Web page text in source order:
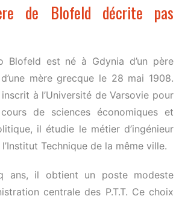
de Blofeld décrite pas
Blofeld est né à Gdynia d’un père
mère grecque le 28 mai 1908.
inscrit à l’Université de Varsovie pour
de sciences économiques et
il étudie le métier d’ingénieur
Technique de la même ville.
ans, il obtient un poste modeste
centrale des P.T.T. Ce choix